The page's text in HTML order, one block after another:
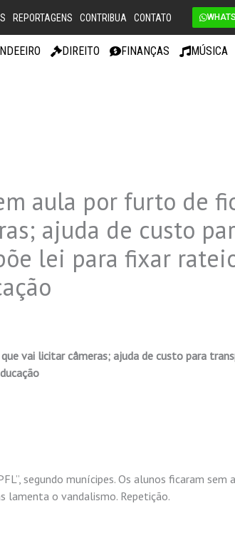
REPORTAGENS CONTRIBUA CONTATO
DIREITO FINANÇAS MÚSICA
aula por furto de
ajuda de custo
lei para fixar
vai licitar câmeras; ajuda de custo para
segundo munícipes. Os alunos ficaram sem
lamenta o vandalismo. Repetição.